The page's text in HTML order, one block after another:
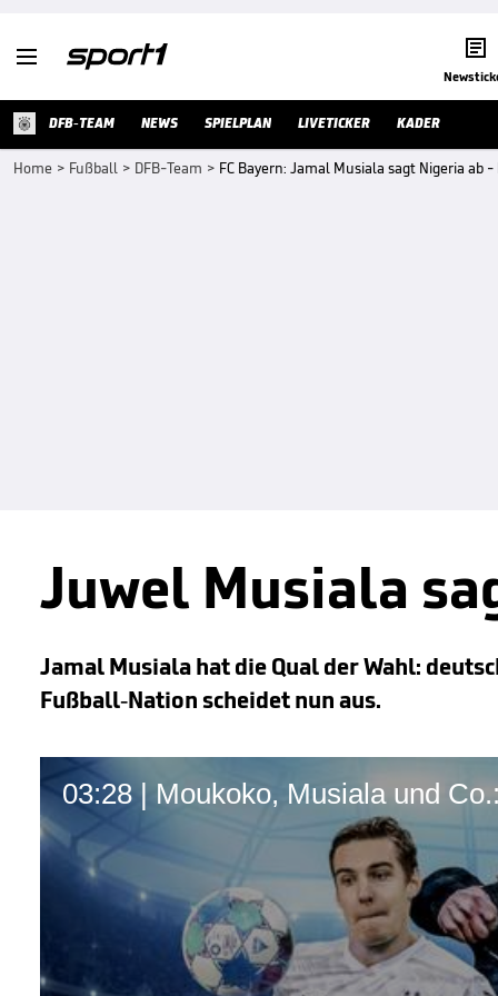
 
DFB-TEAM NEWS SPIELPLAN LIVETICKER KADER
Home > Fußball > DFB-Team > FC Bayern: Jamal Musiala sagt Nigeria ab
Juwel Musiala
Jamal Musiala hat die Qual der Wahl:
Fußball-Nation scheidet nun aus.
03:28 | Moukoko, Musiala und